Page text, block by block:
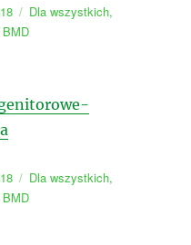
Kategorie
Dla wszystkich,
Kategorie
Dla wszystkich,